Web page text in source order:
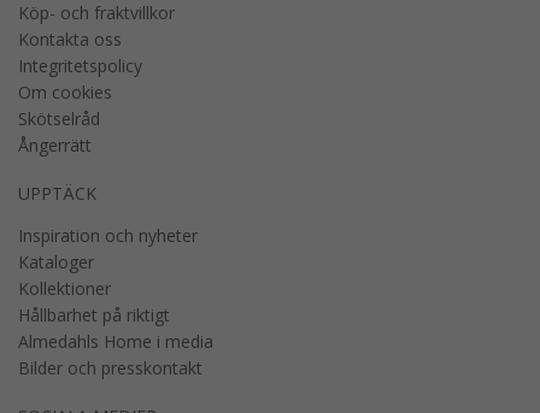
Köp- och fraktvillkor
Kontakta oss
Integritetspolicy
Om cookies
Skötselråd
Ångerrätt
UPPTÄCK
Inspiration och nyheter
Kataloger
Kollektioner
Hållbarhet på riktigt
Almedahls Home i media
Bilder och presskontakt